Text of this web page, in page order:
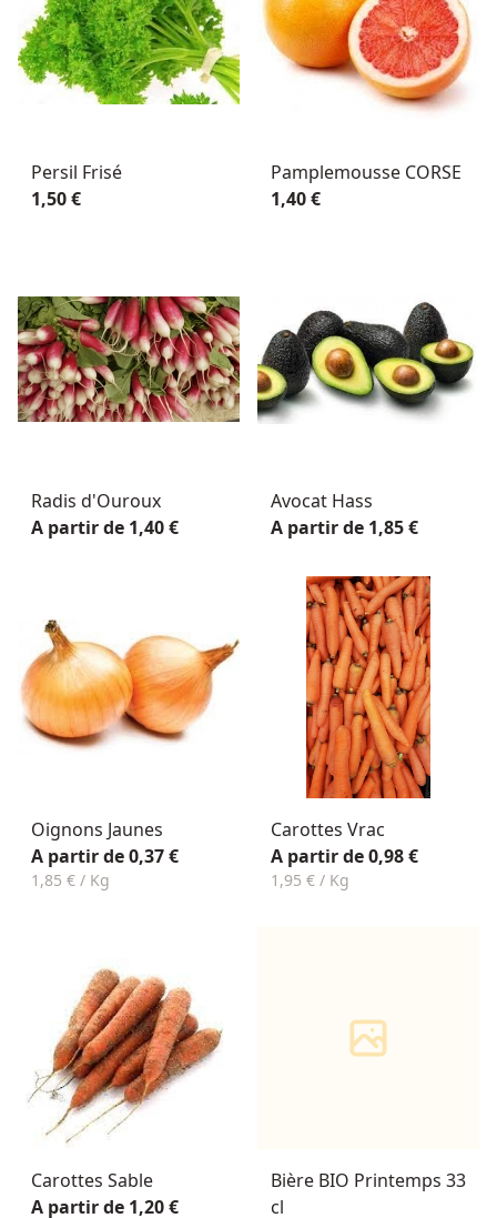
Persil Frisé
1,50 €
Pamplemousse CORSE
1,40 €
Radis d'Ouroux
A partir de 1,40 €
Avocat Hass
A partir de 1,85 €
Oignons Jaunes
A partir de 0,37 €
1,85 € / Kg
Carottes Vrac
A partir de 0,98 €
1,95 € / Kg
Carottes Sable
A partir de 1,20 €
Bière BIO Printemps 33
cl